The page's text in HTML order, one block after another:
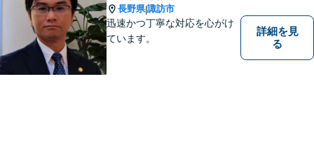
長野県|諏訪市
迅速かつ丁寧な対応を心がけ
ています。
詳細を見
る